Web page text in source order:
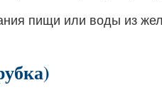
пищи или воды из